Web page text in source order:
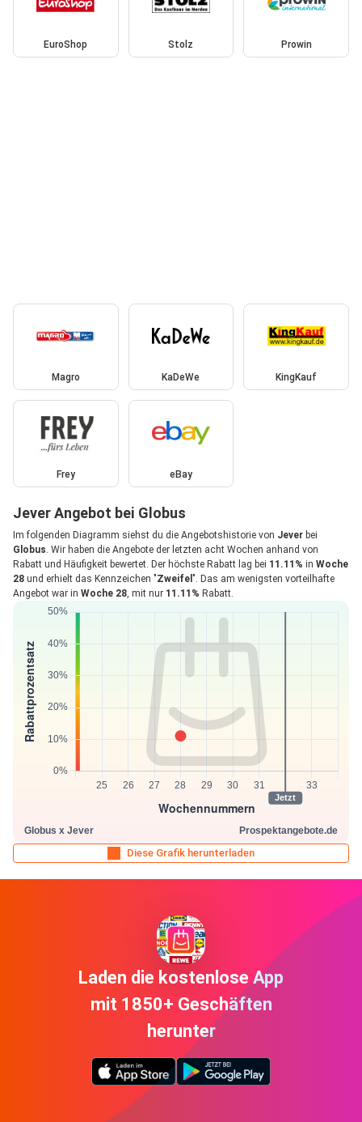
EuroShop Stolz Prowin
Magro KaDeWe KingKauf
Frey eBay
Jever Angebot bei Globus
Im folgenden Diagramm siehst du die Angebotshistorie von Jever bei
Globus . Wir haben die Angebote der letzten acht Wochen anhand von
Rabatt und Häufigkeit bewertet. Der höchste Rabatt lag bei 11.11% in Woche
28 und erhielt das Kennzeichen "Zweifel ". Das am wenigsten vorteilhafte
Angebot war in Woche 28 , mit nur 11.11% Rabatt.
Diese Grafik herunterladen
Laden die kostenlose App
mit 1850+ Geschäften
herunter